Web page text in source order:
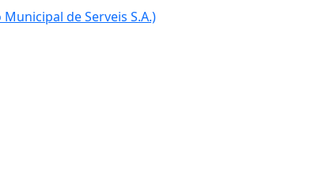
de Serveis S.A.)